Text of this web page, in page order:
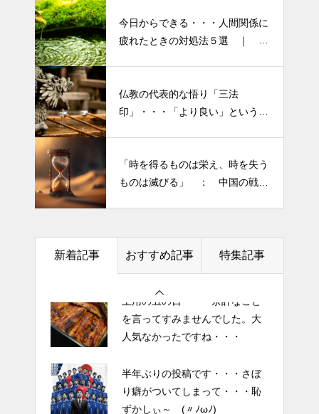
今日からできる・・・人間関係に
疲れたときの対処法５選 ｜ 心
仏教の代表的な悟り「三法
印」・・・「より良い」という気
「時を得るものは栄え、時を失う
ものは滅びる」 ： 中国の戦国
新着記事 おすすめ記事 特集記事
半年ぶりの投稿です・・・さぼ
2026 今年初めての投稿・・・
「食生活習慣の改善」が今年の
土用の丑の日・・・余計なこと
人気なかったですね・・・
半年ぶりの投稿です・・・さぼ
ずかしぃ～ (〃ﾉωﾉ)
2026 今年初めての投稿・・・